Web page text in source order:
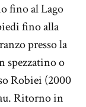
fino al Lago
fino alla
presso la
spezzatino o
Robiei (2000
Ritorno in